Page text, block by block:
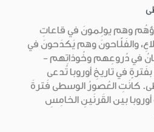
وهم يولِمونَ في قاعاتِ
والفَلّاحونَ وهم يَكدَحونَ في
في دُروعِهم وخُوذاتِهم -
في تاريخِ أوروبا تُدعى
كانَتِ العُصورُ الوسطى فَترةَ
بين القَرنَينِ الخامِسِ